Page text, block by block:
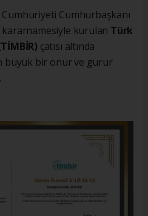
Cumhurbaşkanı
kararnamesiyle kurulan Türk
çatısı altında
büyük bir onur ve gurur